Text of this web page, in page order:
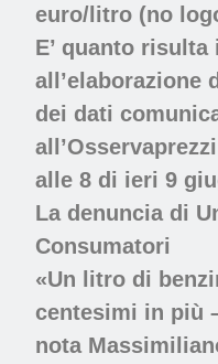
euro/litro (no
E’ quanto risulta
all’elaborazione
dei dati
alle 8 di ieri 9
La denuncia di
Consumatori
«Un litro di
centesimi in più
nota